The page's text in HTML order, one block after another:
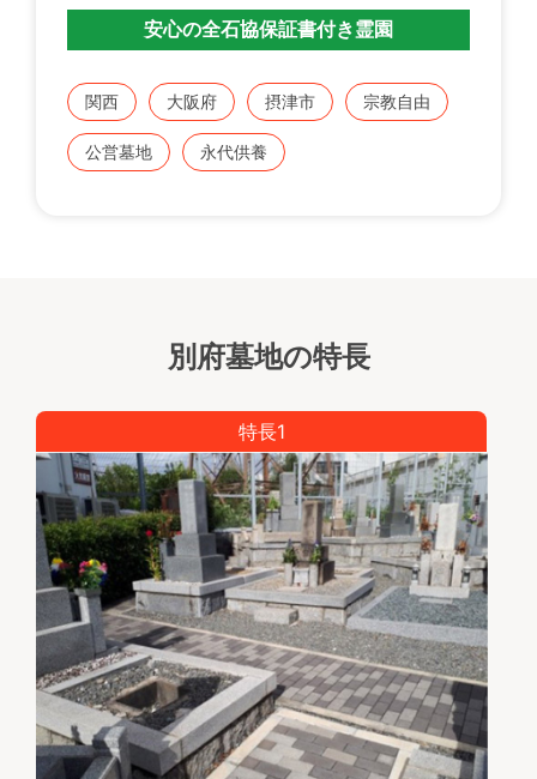
安心の全石協保証書付き霊園
関西 大阪府 摂津市 宗教自由
公営墓地 永代供養
別府墓地の特長
特長1